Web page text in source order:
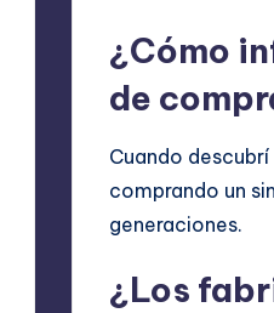
¿Cómo
de
Cuando
comprando un
generaciones.
¿Los